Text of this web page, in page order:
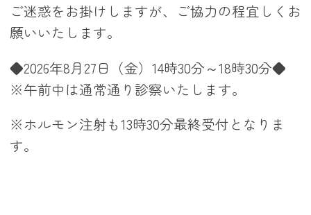
ご迷惑をお掛けしますが、ご協力の程宜しくお
願いいたします。
◆2026年8月27日（金）14時30分～18時30分◆
※午前中は通常通り診察いたします。
※ホルモン注射も13時30分最終受付となりま
す。